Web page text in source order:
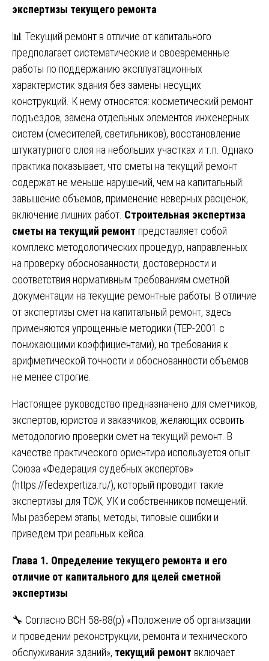
экспертизы текущего ремонта
📊 Текущий ремонт в отличие от капитального
предполагает систематические и своевременные
работы по поддержанию эксплуатационных
характеристик здания без замены несущих
конструкций. К нему относятся: косметический ремонт
подъездов, замена отдельных элементов инженерных
систем (смесителей, светильников), восстановление
штукатурного слоя на небольших участках и т.п. Однако
практика показывает, что сметы на текущий ремонт
содержат не меньше нарушений, чем на капитальный:
завышение объемов, применение неверных расценок,
включение лишних работ. Строительная экспертиза
сметы на текущий ремонт представляет собой
комплекс методологических процедур, направленных
на проверку обоснованности, достоверности и
соответствия нормативным требованиям сметной
документации на текущие ремонтные работы. В отличие
от экспертизы смет на капитальный ремонт, здесь
применяются упрощенные методики (ТЕР-2001 с
понижающими коэффициентами), но требования к
арифметической точности и обоснованности объемов
не менее строгие.
Настоящее руководство предназначено для сметчиков,
экспертов, юристов и заказчиков, желающих освоить
методологию проверки смет на текущий ремонт. В
качестве практического ориентира используется опыт
Союза «Федерация судебных экспертов»
(https://fedexpertiza.ru/), который проводит такие
экспертизы для ТСЖ, УК и собственников помещений.
Мы разберем этапы, методы, типовые ошибки и
приведем три реальных кейса.
Глава 1. Определение текущего ремонта и его
отличие от капитального для целей сметной
экспертизы
🔧 Согласно ВСН 58-88(р) «Положение об организации
и проведении реконструкции, ремонта и технического
обслуживания зданий», текущий ремонт включает